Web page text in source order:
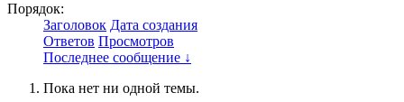
Порядок:
Заголовок Дата создания
Ответов Просмотров
Последнее сообщение ↓
Пока нет ни одной темы.